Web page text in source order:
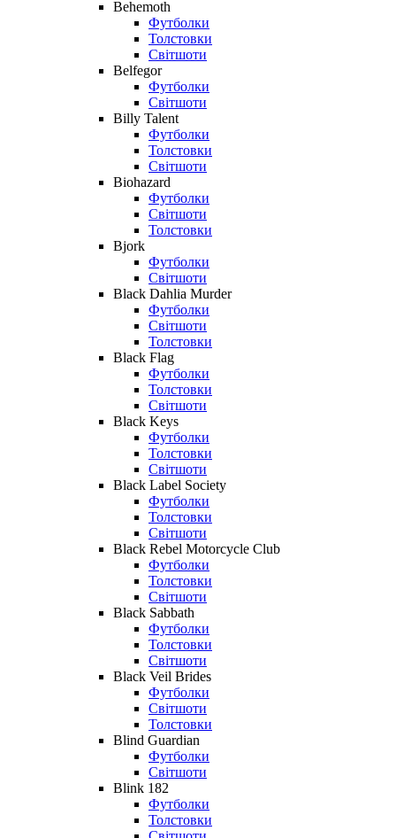
Behemoth
Футболки
Толстовки
Світшоти
Belfegor
Футболки
Світшоти
Billy Talent
Футболки
Толстовки
Світшоти
Biohazard
Футболки
Світшоти
Толстовки
Bjork
Футболки
Світшоти
Black Dahlia Murder
Футболки
Світшоти
Толстовки
Black Flag
Футболки
Толстовки
Світшоти
Black Keys
Футболки
Толстовки
Світшоти
Black Label Society
Футболки
Толстовки
Світшоти
Black Rebel Motorcycle Club
Футболки
Толстовки
Світшоти
Black Sabbath
Футболки
Толстовки
Світшоти
Black Veil Brides
Футболки
Світшоти
Толстовки
Blind Guardian
Футболки
Світшоти
Blink 182
Футболки
Толстовки